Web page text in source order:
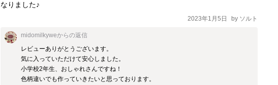
なりました♪
2023年1月5日 by ソルト
midomilkyweからの返信
レビューありがとうございます。
気に入っていただけて安心しました。
小学校2年生、おしゃれさんですね！
色柄違いでも作っていきたいと思っております。